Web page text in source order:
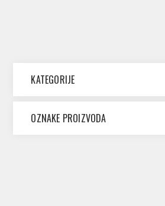
KATEGORIJE
OZNAKE PROIZVODA